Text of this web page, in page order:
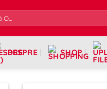
DESPRE SHOP